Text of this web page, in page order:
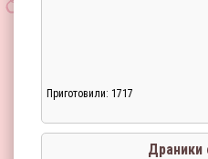
Приготовили: 1717